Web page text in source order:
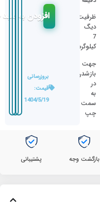
ظرفیت
دیگ
7
کیلوگرم
جهت
بازشدن
در
به
سمت
چپ
افزودن به
بروزرسانی
قیمت:
1404/5/19
بازگشت وجه پشتیبانی